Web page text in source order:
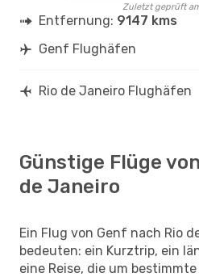
Zuletzt geprüft
Entfernung: 9147 kms
Genf Flughäfen
Rio de Janeiro Flughäfen
Günstige Flüge
de Janeiro
Ein Flug von Genf nach Rio
bedeuten: ein Kurztrip, ein
eine Reise, die um